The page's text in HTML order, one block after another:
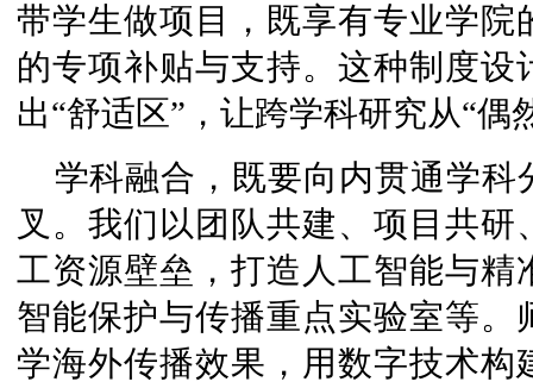
带学生做项目，既享有专业学
的专项补贴与支持。这种制度
出“舒适区”，让跨学科研究从“偶
学科融合，既要向内贯通学
叉。我们以团队共建、项目共
工资源壁垒，打造人工智能与
智能保护与传播重点实验室等
学海外传播效果，用数字技术